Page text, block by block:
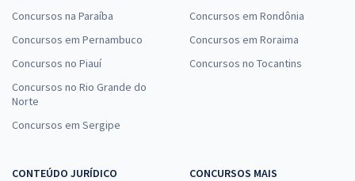
Concursos na Paraíba
Concursos em Pernambuco
Concursos no Piauí
Concursos no Rio Grande do
Norte
Concursos em Sergipe
Concursos em Rondônia
Concursos em Roraima
Concursos no Tocantins
CONTEÚDO JURÍDICO
CONCURSOS MAIS